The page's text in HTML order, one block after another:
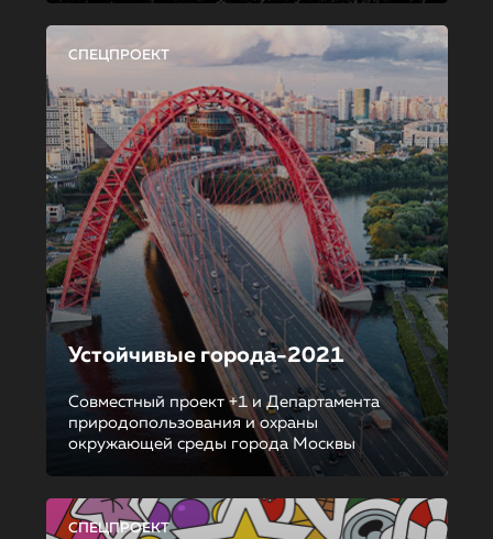
СПЕЦПРОЕКТ
Устойчивые города-2021
Совместный проект +1 и Департамента
природопользования и охраны
окружающей среды города Москвы
СПЕЦПРОЕКТ